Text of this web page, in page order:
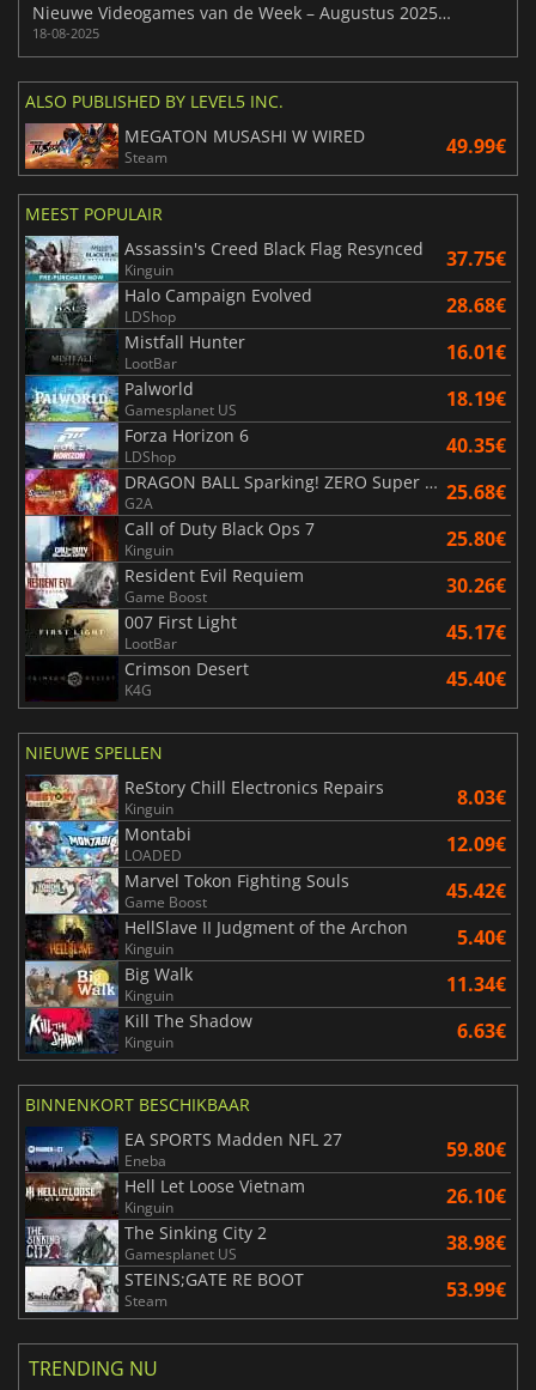
Nieuwe Videogames van de Week – Augustus 2025 (Week 34)
18-08-2025
ALSO PUBLISHED BY LEVEL5 INC.
MEGATON MUSASHI W WIRED
Steam 49.99€
MEEST POPULAIR
Assassin's Creed Black Flag Resynced
Kinguin 37.75€
Halo Campaign Evolved
LDShop 28.68€
Mistfall Hunter
LootBar 16.01€
Palworld
Gamesplanet US 18.19€
Forza Horizon 6
LDShop 40.35€
DRAGON BALL Sparking! ZERO Super Limit Breaking NEO
G2A 25.68€
Call of Duty Black Ops 7
Kinguin 25.80€
Resident Evil Requiem
Game Boost 30.26€
007 First Light
LootBar 45.17€
Crimson Desert
K4G 45.40€
NIEUWE SPELLEN
ReStory Chill Electronics Repairs
Kinguin 8.03€
Montabi
LOADED 12.09€
Marvel Tokon Fighting Souls
Game Boost 45.42€
HellSlave II Judgment of the Archon
Kinguin 5.40€
Big Walk
Kinguin 11.34€
Kill The Shadow
Kinguin 6.63€
BINNENKORT BESCHIKBAAR
EA SPORTS Madden NFL 27
Eneba 59.80€
Hell Let Loose Vietnam
Kinguin 26.10€
The Sinking City 2
Gamesplanet US 38.98€
STEINS;GATE RE BOOT
Steam 53.99€
TRENDING NU